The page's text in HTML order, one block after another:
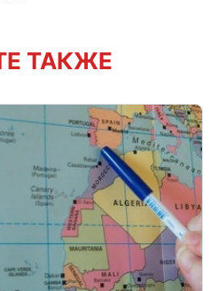
ТАКЖЕ